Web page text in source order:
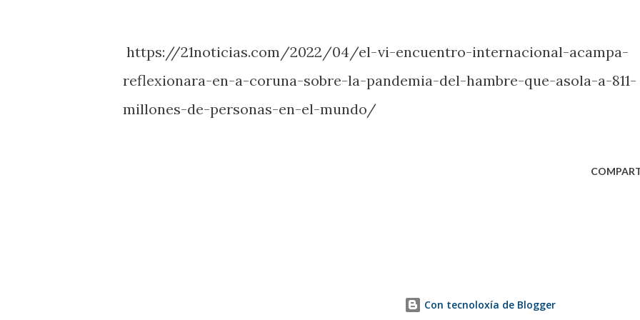
https://21noticias.com/2022/04/el-vi-encuentro-internacional-acampa-
reflexionara-en-a-coruna-sobre-la-pandemia-del-hambre-que-asola-a-811-
millones-de-personas-en-el-mundo/
Con tecnoloxía de Blogger